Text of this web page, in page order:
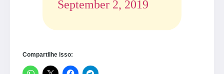
September 2, 2019
Compartilhe isso: